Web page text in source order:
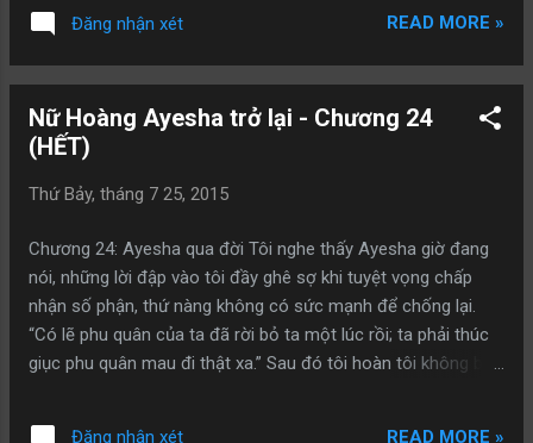
Đăng nhận xét READ MORE »
Nữ Hoàng Ayesha trở lại - Chương 24
(HẾT)
Thứ Bảy, tháng 7 25, 2015
Chương 24: Ayesha qua đời Tôi nghe thấy Ayesha giờ đang
nói, những lời đập vào tôi đầy ghê sợ khi tuyệt vọng chấp
nhận số phận, thứ nàng không có sức mạnh để chống lại.
“Có lẽ phu quân của ta đã rời bỏ ta một lúc rồi; ta phải thúc
giục phu quân mau đi thật xa.” Sau đó tôi hoàn tôi không biết
bạn, và người con của tôi, tôi tan nát cõi lòng như chưa từng
Đăng nhận xét READ MORE »